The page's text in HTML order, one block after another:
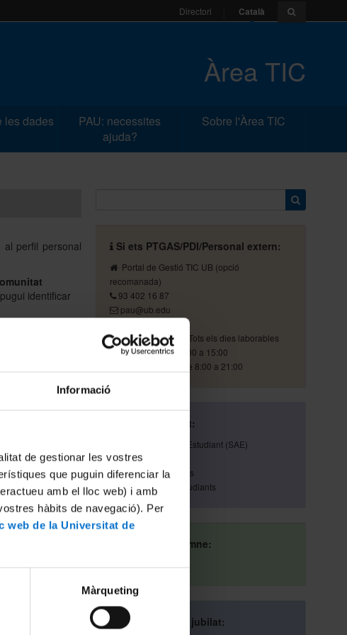
Informació
de gestionar les vostres
que puguin diferenciar la
amb el lloc web) i amb
hàbits de navegació). Per
web de la Universitat de
Màrqueting
Directori Català
Àrea TIC
les dades
PAU: necessites
ajuda?
Sobre l'Àrea TIC
al perfil personal
identificar
te
Pots
Si ets PTGAS/PDI/Personal extern:
Portal de Gestió TIC UB (opció
recomanada)
93 402 16 87
pau@ub.edu
Horari d'atenció:
Tots els dies laborables
Atenció in situ: de 8:00 a 15:00
Atenció telefònica: de 8:00 a 21:00
Si ets estudiant:
Servei d'Atenció a l'Estudiant (SAE)
93 355 60 00
Portal d'Estudiants
Ajuda Portal d'Estudiants
Si ets antic alumne:
Web Alumni
Si ets personal jubilat: